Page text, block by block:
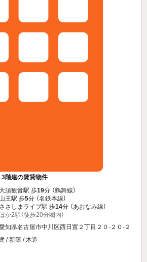
階建の賃貸物件
大須観音駅 歩19分 （鶴舞線）
山王駅 歩5分 （名鉄本線）
ささしまライブ駅 歩14分 （あおなみ線）
か2駅（徒歩20分圏内）
知県名古屋市中川区西日置２丁目２０-２０-２
/ 新築 / 木造